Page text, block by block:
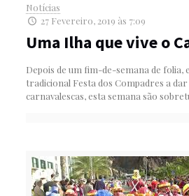
Notícias
27 Fevereiro, 2019 às 7:09
Uma Ilha que vive o
Depois de um fim-de-semana de folia,
tradicional Festa dos Compadres a
carnavalescas, esta semana são